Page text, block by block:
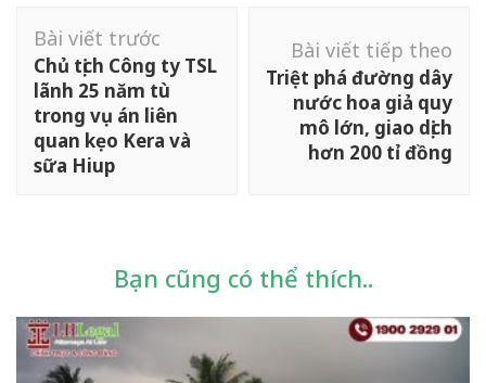
Điều
hướng
bài
viết
Bài viết trước
Chủ tịch Công ty TSL
lãnh 25 năm tù
trong vụ án liên
quan kẹo Kera và
sữa Hiup
Bài viết tiếp theo
Triệt phá đường dây
nước hoa giả quy
mô lớn, giao dịch
hơn 200 tỉ đồng
Bạn cũng có thể thích..